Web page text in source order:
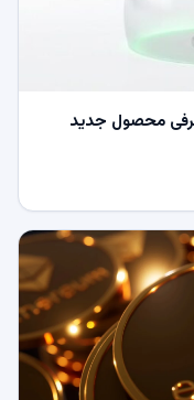
محصول جدید